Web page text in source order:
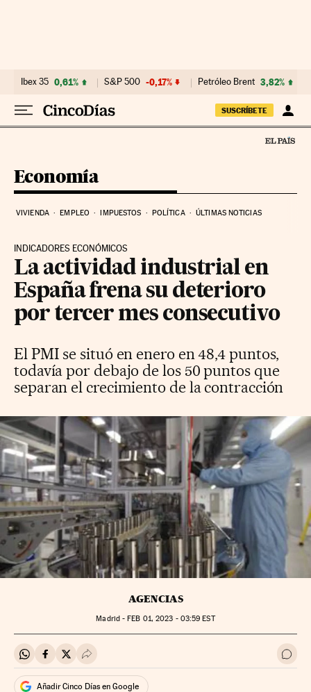
Ibex 35 0,61% S&P 500 -0,17% Petróleo Brent 3,82%
SUSCRÍBETE
Economía
VIVIENDA EMPLEO IMPUESTOS POLÍTICA ÚLTIMAS NOTICIAS
INDICADORES ECONÓMICOS
La actividad industrial en
España frena su deterioro
por tercer mes consecutivo
El PMI se situó en enero en 48,4 puntos,
todavía por debajo de los 50 puntos que
separan el crecimiento de la contracción
AGENCIAS
Madrid - FEB 01, 2023 - 03:59 EST
Compartir en Whatsapp
Compartir en Facebook
Compartir en Twitter
Desplegar Redes Sociales Ir a
Añadir Cinco Días en Google